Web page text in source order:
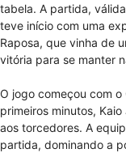
tabela. A partida,
teve início com uma
Raposa, que vinha de
vitória para se manter
O jogo começou com
primeiros minutos,
aos torcedores. A
partida, dominando a